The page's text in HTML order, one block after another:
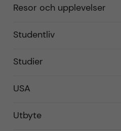
Resor och upplevelser
Studentliv
Studier
USA
Utbyte